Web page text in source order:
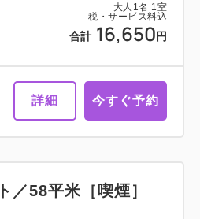
大人 1名 1室
税・サービス料込
合計 16,650 円
詳細 今すぐ予約
／58平米［喫煙］